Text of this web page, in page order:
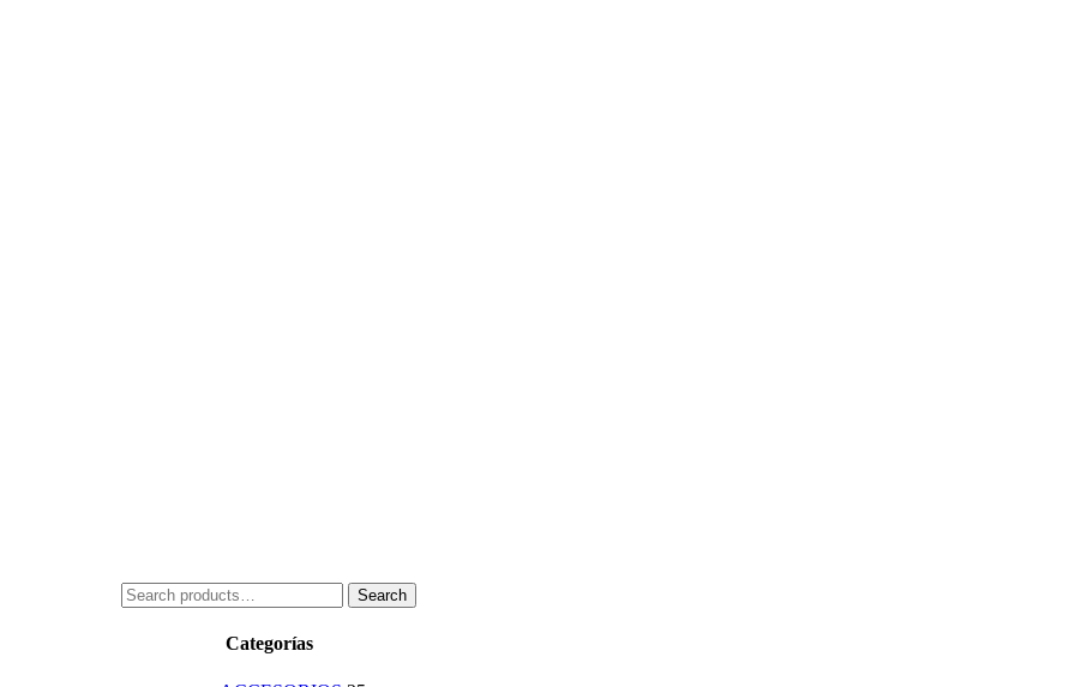
Search
for:
Search
Categorías